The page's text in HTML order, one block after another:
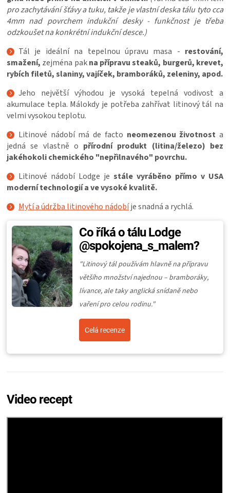
pro zachytávání šťávy a tuku, takže je vlastní deska tálu tyto cca
4mm nad povrchem indukční desky - funkčnost je třeba
odzkoušet na konkrétní indukční desce.)
Tál je ideální na tepelnou úpravu masa - restování,
smažení, zejména pakna přípravu steaků, burgerů, krevet,
rybích filetů, slaniny, vajíček, bramboráků, zeleniny, apod.
Jeho největší výhodou je vysoká tepelná vodivost a
akumulace tepla. Málokdy je potřeba zahřívat litinový tál na
velmi vysokou teplotu.
Litinové nádobí má de facto neomezenou životnosta
jedná se vlastně o přírodní produkt (litina/železo) bez
jakéhokoli chemického "nepřilnavého" povrchu.
Litinové nádobí Lodge je stále vyráběno přímo v USA
moderní technologií a ve vysoké kvalitě.
Mytí a údržba litinového nádobíje snadná a rychlá.
Co říká o tálu Lodge
@spokojena_s_malem?
"Litinový tál používám hlavně na přípravu
většího množství najednou – bramboráky,
lívance, ale taky anglická snídaně nebo
vaření pro celou rodinu."
Celá recenze
Video recept